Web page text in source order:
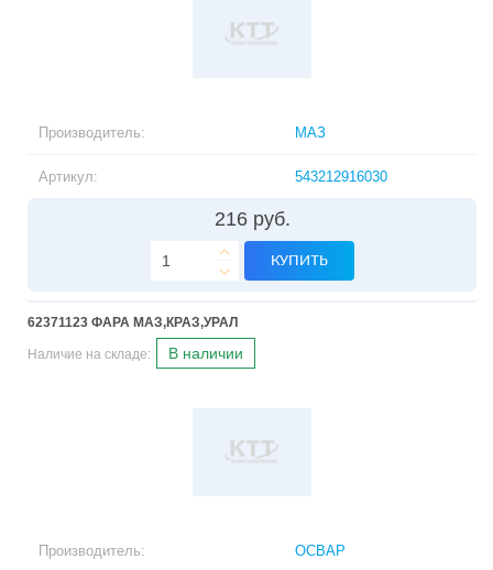
Производитель: МАЗ
Артикул: 543212916030
216 руб.
КУПИТЬ
62371123 ФАРА МАЗ,КРАЗ,УРАЛ
Наличие на складе: В наличии
Производитель: ОСВАР